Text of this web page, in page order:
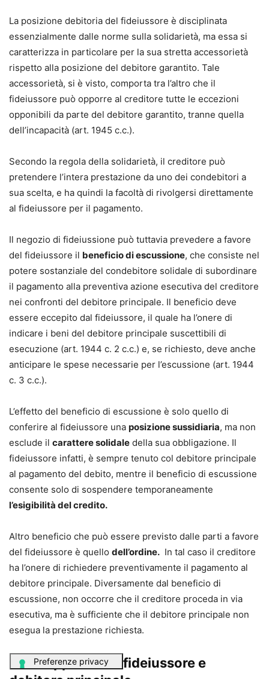
La posizione debitoria del fideiussore è disciplinata
essenzialmente dalle norme sulla solidarietà, ma essa si
caratterizza in particolare per la sua stretta accessorietà
rispetto alla posizione del debitore garantito. Tale
accessorietà, si è visto, comporta tra l’altro che il
fideiussore può opporre al creditore tutte le eccezioni
opponibili da parte del debitore garantito, tranne quella
dell’incapacità (art. 1945 c.c.).
Secondo la regola della solidarietà, il creditore può
pretendere l’intera prestazione da uno dei condebitori a
sua scelta, e ha quindi la facoltà di rivolgersi direttamente
al fideiussore per il pagamento.
Il negozio di fideiussione può tuttavia prevedere a favore
del fideiussore il beneficio di escussione, che consiste nel
potere sostanziale del condebitore solidale di subordinare
il pagamento alla preventiva azione esecutiva del creditore
nei confronti del debitore principale. Il beneficio deve
essere eccepito dal fideiussore, il quale ha l’onere di
indicare i beni del debitore principale suscettibili di
esecuzione (art. 1944 c. 2 c.c.) e, se richiesto, deve anche
anticipare le spese necessarie per l’escussione (art. 1944
c. 3 c.c.).
L’effetto del beneficio di escussione è solo quello di
conferire al fideiussore una posizione sussidiaria, ma non
esclude il carattere solidale della sua obbligazione. Il
fideiussore infatti, è sempre tenuto col debitore principale
al pagamento del debito, mentre il beneficio di escussione
consente solo di sospendere temporaneamente
l’esigibilità del credito.
Altro beneficio che può essere previsto dalle parti a favore
del fideiussore è quello dell’ordine. In tal caso il creditore
ha l’onere di richiedere preventivamente il pagamento al
debitore principale. Diversamente dal beneficio di
escussione, non occorre che il creditore proceda in via
esecutiva, ma è sufficiente che il debitore principale non
esegua la prestazione richiesta.
4.2. Rapporto tra fideiussore e